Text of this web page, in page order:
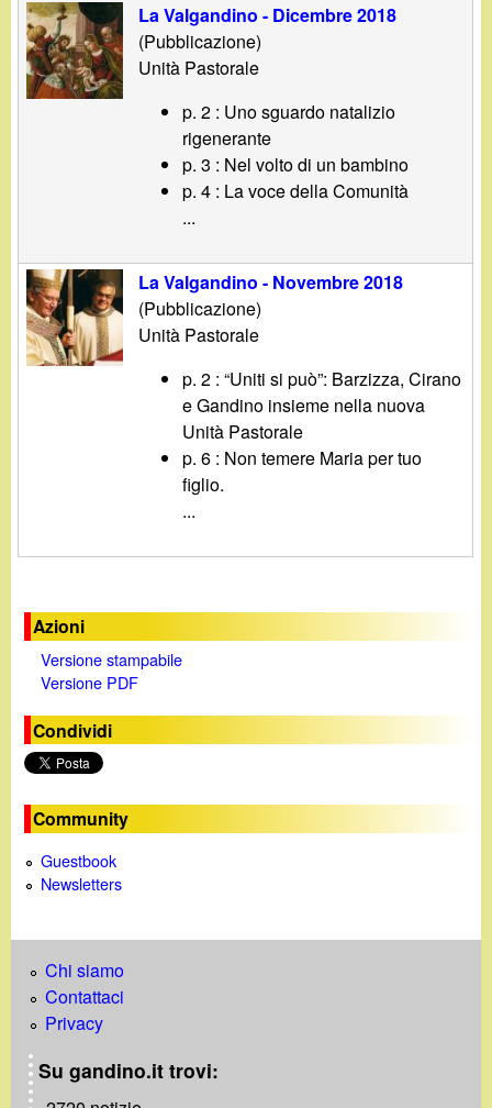
La Valgandino - Dicembre 2018
(Pubblicazione)
Unità Pastorale
p. 2 : Uno sguardo natalizio
rigenerante
p. 3 : Nel volto di un bambino
p. 4 : La voce della Comunità
...
La Valgandino - Novembre 2018
(Pubblicazione)
Unità Pastorale
p. 2 : “Uniti si può”: Barzizza, Cirano
e Gandino insieme nella nuova
Unità Pastorale
p. 6 : Non temere Maria per tuo
figlio.
...
Azioni
Versione stampabile
Versione PDF
Condividi
Community
Guestbook
Newsletters
Chi siamo
Contattaci
Privacy
Su gandino.it trovi: